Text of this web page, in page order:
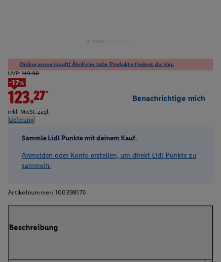
Online ausverkauft! Ähnliche tolle Produkte findest du hier.
UVP: 149.90
-17%
123.27*
inkl. MwSt. zzgl.
Lieferung
Benachrichtige mich
Sammle Lidl Punkte mit deinem Kauf.
Anmelden oder Konto erstellen, um direkt Lidl Punkte zu
sammeln.
Artikelnummer: 100398176
Beschreibung